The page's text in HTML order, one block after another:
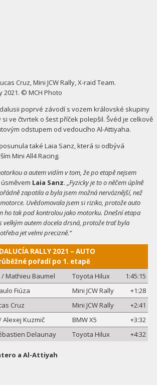
Cruz, Mini JCW Rally, X-raid Team.
2021. © MCH Photo
poprvé závodí s vozem královské skupiny
si ve čtvrtek o šest příček polepšil. Švéd je celkově
odstupem od vedoucího Al-Attiyaha.
také Laia Sanz, která si odbývá
Mini All4 Racing.
a autem vidím v tom, že po etapě nejsem
Laia Sanz. „Fyzicky je to o něčem úplně
zapotila a byla jsem možná nervóznější, než
Uvědomovala jsem si riziko, protože auto
ho tak pod kontrolou jako motorku. Dnešní etapa
autem docela drsná, protože trať byla
jet velmi precizně.“
RALLY 2021 – AUTO
pořadí po 1. etapě
Mathieu Baumel Toyota Hilux
1:45:15
Fiúza Mini JCW Rally
+1:28
Cruz Mini JCW Rally
+2:41
Alexej Kuzmič BMW X5
+3:32
Delaunay Toyota Hilux +4:32
a Al-Attiyah